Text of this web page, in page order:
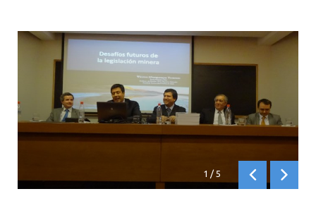
1 / 5
Anterior